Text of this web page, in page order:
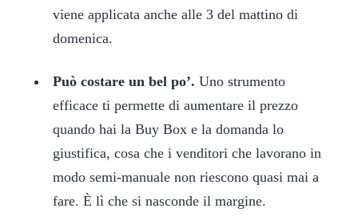
viene applicata anche alle 3 del mattino di
domenica.
Può costare un bel po’. Uno strumento
efficace ti permette di aumentare il prezzo
quando hai la Buy Box e la domanda lo
giustifica, cosa che i venditori che lavorano in
modo semi-manuale non riescono quasi mai a
fare. È lì che si nasconde il margine.